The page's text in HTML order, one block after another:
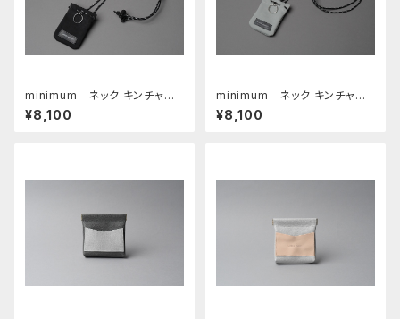
minimum ネック キンチャ
ク □ブラック・ブラック□
¥8,100
minimum ネック キンチャ
ク □サンドグレー・ロロ ブラ
ック□
¥8,100